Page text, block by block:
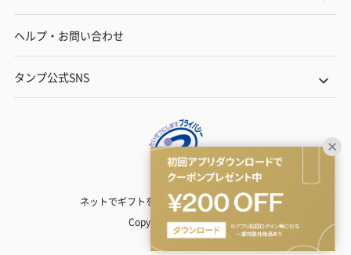
ヘルプ・お問い合わせ
タンプ公式SNS
ネットでギフトを贈るなら | TANP（タンプ）
Copyright© TANP Inc.